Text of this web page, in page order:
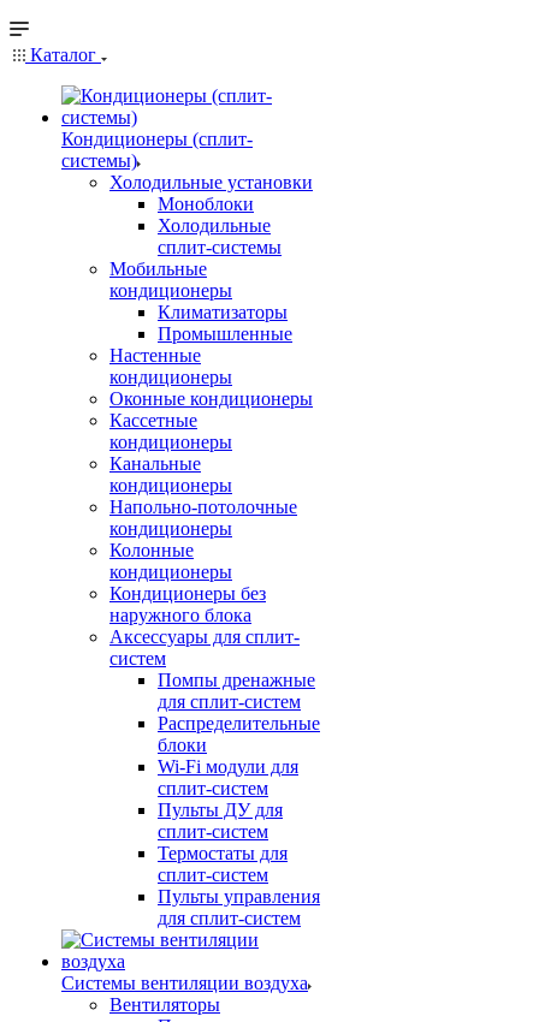
Каталог
Кондиционеры (сплит-
системы)
Холодильные установки
Моноблоки
Холодильные
сплит-системы
Мобильные
кондиционеры
Климатизаторы
Промышленные
Настенные
кондиционеры
Оконные кондиционеры
Кассетные
кондиционеры
Канальные
кондиционеры
Напольно-потолочные
кондиционеры
Колонные
кондиционеры
Кондиционеры без
наружного блока
Аксессуары для сплит-
систем
Помпы дренажные
для сплит-систем
Распределительные
блоки
Wi-Fi модули для
сплит-систем
Пульты ДУ для
сплит-систем
Термостаты для
сплит-систем
Пульты управления
для сплит-систем
Системы вентиляции воздуха
Вентиляторы